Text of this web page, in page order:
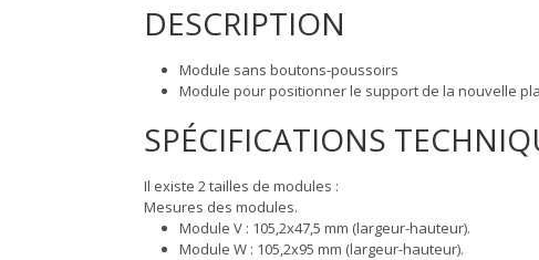
DESCRIPTION
Module sans boutons-poussoirs
Module pour positionner le support de la nouvelle
SPÉCIFICATIONS
Il existe 2 tailles de modules :
Mesures des modules.
Module V : 105,2x47,5 mm (largeur-hauteur).
Module W : 105,2x95 mm (largeur-hauteur).